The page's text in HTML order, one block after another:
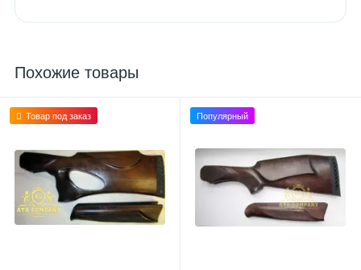
Похожие товары
Товар под заказ Популярный